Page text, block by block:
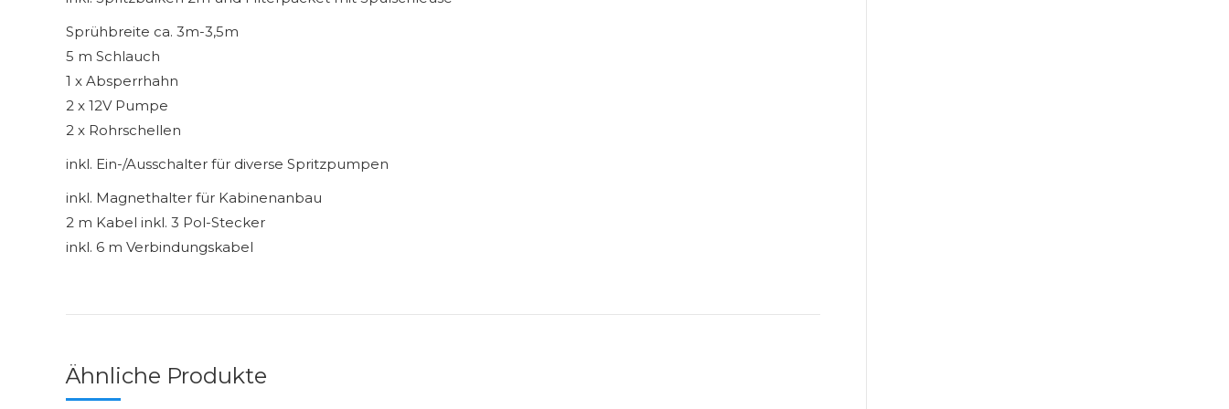
Sprühbreite ca. 3m-3,5m
5 m Schlauch
1 x Absperrhahn
2 x 12V Pumpe
2 x Rohrschellen
inkl. Ein-/Ausschalter für diverse Spritzpumpen
inkl. Magnethalter für Kabinenanbau
2 m Kabel inkl. 3 Pol-Stecker
inkl. 6 m Verbindungskabel
Ähnliche Produkte